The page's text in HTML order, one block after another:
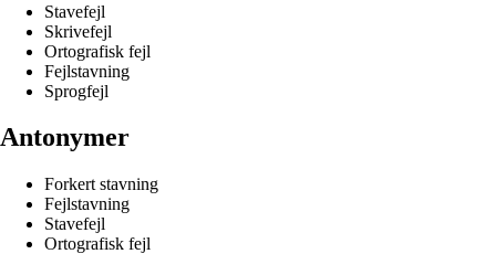
Stavefejl
Skrivefejl
Ortografisk fejl
Fejlstavning
Sprogfejl
Antonymer
Forkert stavning
Fejlstavning
Stavefejl
Ortografisk fejl